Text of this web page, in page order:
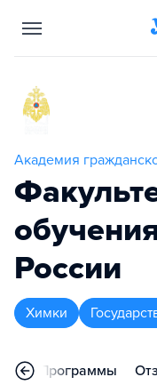
Академия
России
Химки
Программы